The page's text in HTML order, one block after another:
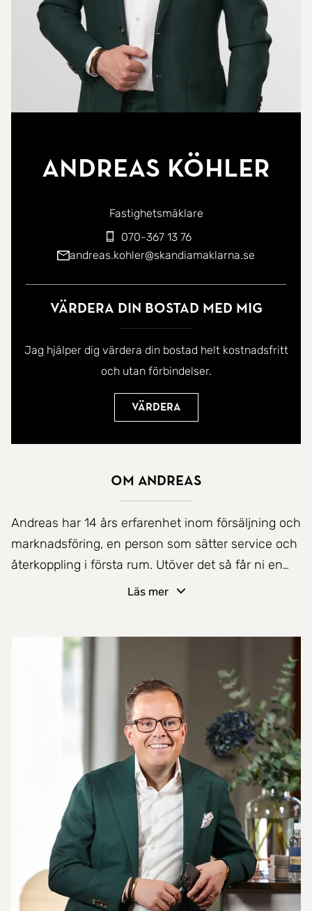
Andreas Köhler
Fastighetsmäklare
070-367 13 76
andreas.kohler@skandiamaklarna.se
Värdera din bostad med mig
Jag hjälper dig värdera din bostad helt kostnadsfritt
och utan förbindelser.
Värdera
Om Andreas
Andreas har 14 års erfarenhet inom försäljning och
marknadsföring, en person som sätter service och
återkoppling i första rum. Utöver det så får ni en
mäklare som är genuint passionerad av innerstans
För att vara en framgångsrik mäklare i en marknad
som inte är i ständig uppgång behövs en person
som förstår vikten av en effektiv marknadsföring, i
vilka miljöer målgruppen för just er bostad finns,
och kunna kommunicera med de på ett sätt som
upplevs relevant. Vänligen kontakta mig för en
kostnadsfri värdering av er bostad.
Läs mer